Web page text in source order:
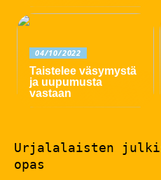
04/10/2022
Taistelee väsymystä
ja uupumusta
vastaan
Urjalalaisten
opas